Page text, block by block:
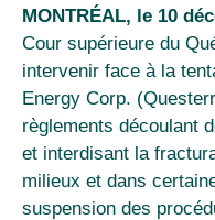
MONTRÉAL, le 10
Cour supérieure du
intervenir face à la
Energy Corp.
règlements découlant
et interdisant la
milieux et dans
suspension des